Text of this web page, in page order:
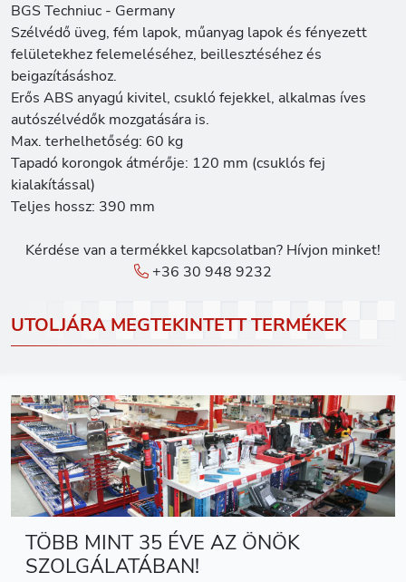
BGS Techniuc - Germany
Szélvédő üveg, fém lapok, műanyag lapok és fényezett
felületekhez felemeléséhez, beillesztéséhez és
beigazításáshoz.
Erős ABS anyagú kivitel, csukló fejekkel, alkalmas íves
autószélvédők mozgatására is.
Max. terhelhetőség: 60 kg
Tapadó korongok átmérője: 120 mm (csuklós fej
kialakítással)
Teljes hossz: 390 mm
Kérdése van a termékkel kapcsolatban? Hívjon minket!
+36 30 948 9232
UTOLJÁRA MEGTEKINTETT TERMÉKEK
TÖBB MINT 35 ÉVE AZ ÖNÖK
SZOLGÁLATÁBAN!